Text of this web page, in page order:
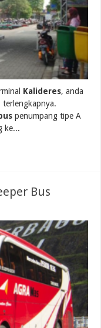
Kalideres, anda
terlengkapnya.
penumpang tipe A
ke...
Bus